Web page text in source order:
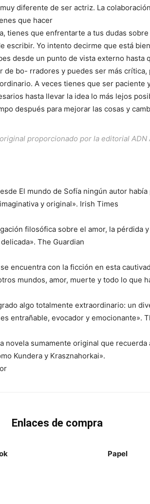
diferente de ser actriz. La
que hacer
tienes que enfrentarte a tus dudas
escribir. Yo intento decirme que está
desde un punto de vista externo hasta
de bo- rradores y puedes ser más
A veces tienes que ser
hasta llevar la idea lo más lejos
después para mejorar las cosas y
proporcionado por la editorial ADN
El mundo de Sofía ningún autor
y original». Irish Times
filosófica sobre el amor, la pérdida
The Guardian
encuentra con la ficción en esta
mundos, amor, muerte y todo lo que
algo totalmente extraordinario: un
entrañable, evocador y emocionante».
novela sumamente original que
Kundera y Krasznahorkai».
Enlaces de compra
Papel